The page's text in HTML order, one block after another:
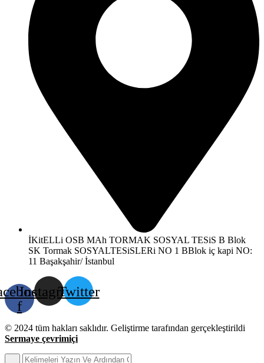
İKitELLi OSB MAh TORMAK SOSYAL TESiS B Blok
SK Tormak SOSYALTESiSLERi NO 1 BBlok iç kapi NO:
11 Başakşahir/ İstanbul
f
InstagramTwitter
© 2024 tüm hakları saklıdır. Geliştirme tarafından gerçekleştirildi
Sermaye çevrimiçi